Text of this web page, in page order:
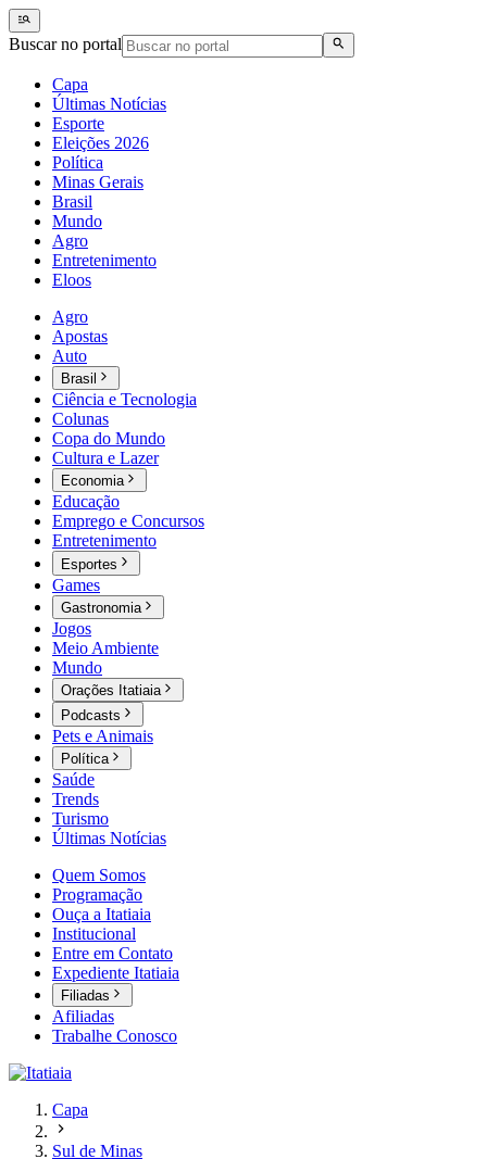
Buscar no portal
Capa
Últimas Notícias
Esporte
Eleições 2026
Política
Minas Gerais
Brasil
Mundo
Agro
Entretenimento
Eloos
Agro
Apostas
Auto
Brasil
Ciência e Tecnologia
Colunas
Copa do Mundo
Cultura e Lazer
Economia
Educação
Emprego e Concursos
Entretenimento
Esportes
Games
Gastronomia
Jogos
Meio Ambiente
Mundo
Orações Itatiaia
Podcasts
Pets e Animais
Política
Saúde
Trends
Turismo
Últimas Notícias
Quem Somos
Programação
Ouça a Itatiaia
Institucional
Entre em Contato
Expediente Itatiaia
Filiadas
Afiliadas
Trabalhe Conosco
Capa
Sul de Minas